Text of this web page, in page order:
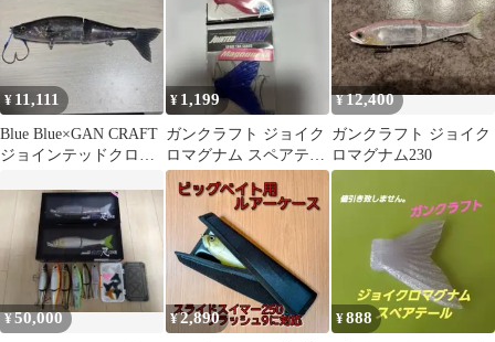
¥ 11,111
Blue Blue×GAN CRAFT
ジョインテッドクロー
¥ 1,199
ガンクラフト ジョイク
ロマグナム スペアテー
ル
¥12,400
ガンクラフト ジョイク
ロマグナム230
¥50,000 ¥2,890 ¥888